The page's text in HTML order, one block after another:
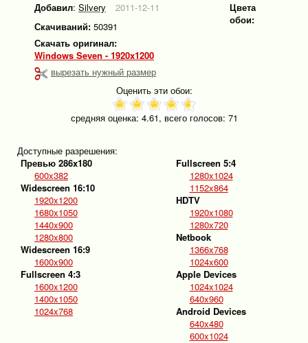
Добавил: Silvery
2011-12-11
Скачиваний: 50391
Скачать оригинал:
Windows Seven - 1920x1200
вырезать нужный размер
Цвета
обои:
Оценить эти обои:
средняя оценка: 4.61, всего голосов: 71
Доступные разрешения:
Превью 286x180
600x382
Widescreen 16:10
1920x1200
1680x1050
1440x900
1280x800
Widescreen 16:9
1600x900
Fullscreen 4:3
1600x1200
1400x1050
1024x768
Fullscreen 5:4
1280x1024
1152x864
HDTV
1920x1080
1280x720
Netbook
1366x768
1024x600
Apple Devices
1024x1024
640x960
Android Devices
640x480
600x1024